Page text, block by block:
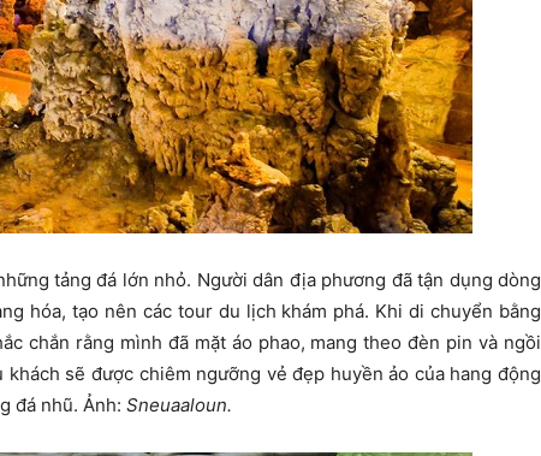
tảng đá lớn nhỏ. Người dân địa phương đã tận dụng dòng
hóa, tạo nên các tour du lịch khám phá. Khi di chuyển bằng
chắn rằng mình đã mặt áo phao, mang theo đèn pin và ngồi
sẽ được chiêm ngưỡng vẻ đẹp huyền ảo của hang động
đá nhũ. Ảnh: Sneuaaloun.